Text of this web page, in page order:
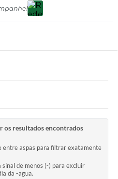
os resultados encontrados
entre aspas para filtrar exatamente
de menos (-) para excluir
da -agua.